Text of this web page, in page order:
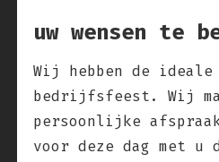
uw wensen te
Wij hebben de
bedrijfsfeest. Wij
persoonlijke afspraak
voor deze dag met u